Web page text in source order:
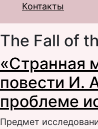
Контакты
The Fall of
«Странная
повести И.
проблеме
Предмет